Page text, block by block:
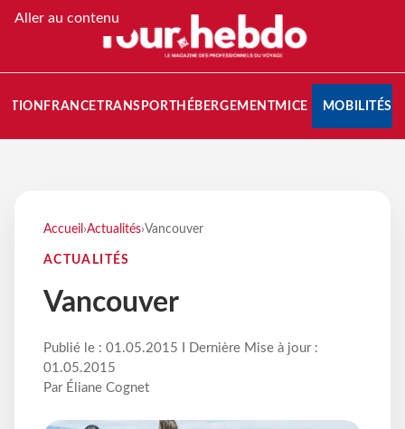
Aller au contenu
FRANCETRANSPORT HÉBERGEMENTMICE MOBILITÉS
Accueil ›Actualités›Vancouver
ACTUALITÉS
Vancouver
Publié le : 01.05.2015 I Dernière Mise à jour :
01.05.2015
Par Éliane Cognet